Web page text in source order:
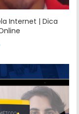
Internet | Dica